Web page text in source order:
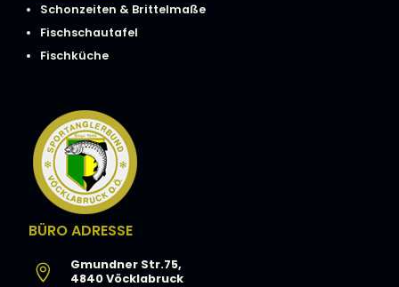
Schonzeiten & Brittelmaße
Fischschautafel
Fischküche
BÜRO ADRESSE

Gmundner Str.75,
4840 Vöcklabruck